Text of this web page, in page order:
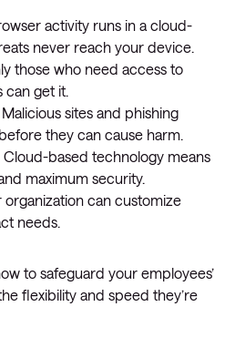
activity runs in a cloud-
never reach your device.
those who need access to
can get it.
Malicious sites and phishing
they can cause harm.
Cloud-based technology means
maximum security.
organization can customize
needs.
to safeguard your employees’
flexibility and speed they’re